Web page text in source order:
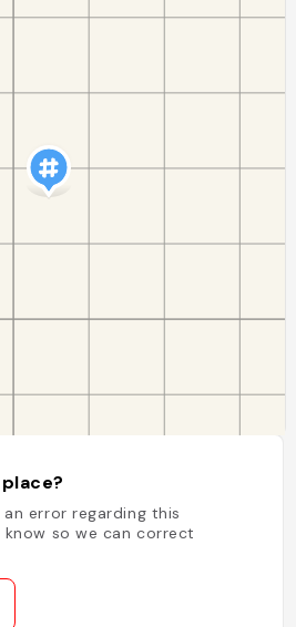
error regarding this
so we can correct